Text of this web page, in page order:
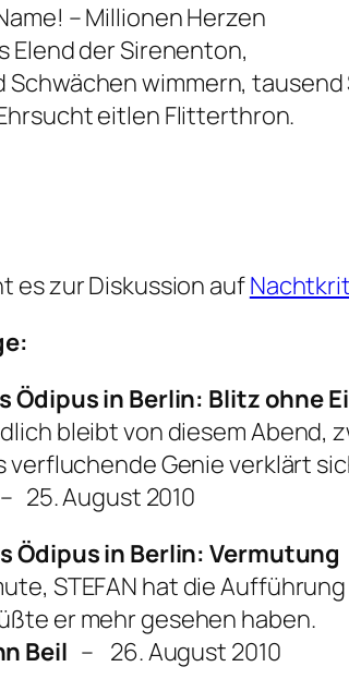
– Millionen Herzen
Elend der Sirenenton,
Schwächen wimmern,
eitlen Flitterthron.
es zur Diskussion auf
Ödipus in Berlin: Blitz ohne
bleibt von diesem Abend,
verfluchende Genie verklärt
25. August 2010
Ödipus in Berlin: Vermutung
STEFAN hat die
er mehr gesehen haben.
Beil – 26. August 2010